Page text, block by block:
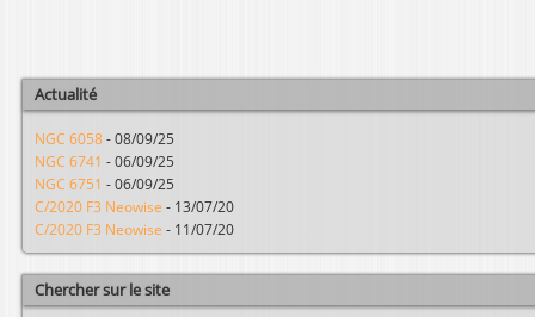
Actualité
NGC 6058 - 08/09/25
NGC 6741 - 06/09/25
NGC 6751 - 06/09/25
C/2020 F3 Neowise - 13/07/20
C/2020 F3 Neowise - 11/07/20
Chercher sur le site